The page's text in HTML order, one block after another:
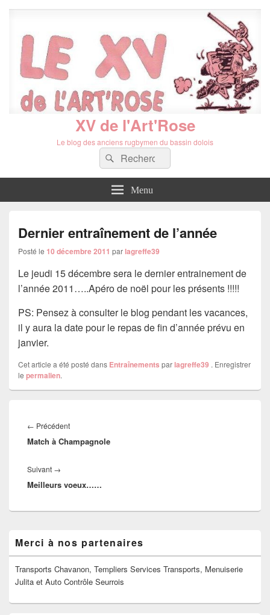
XV de l'Art'Rose
Le blog des anciens rugbymen du bassin dolois
Recherche :
Rechercher
Menu
Dernier entraînement de l’année
Posté le 10 décembre 2011 par lagreffe39
Le jeudi 15 décembre sera le dernier entrainement de
l’année 2011…..Apéro de noël pour les présents !!!!!
PS: Pensez à consulter le blog pendant les vacances,
il y aura la date pour le repas de fin d’année prévu en
janvier.
Cet article a été posté dans Entraînements par lagreffe39 . Enregistrer
le permalien.
de
l’article
← PrécédentArticle
précédent :
Match à Champagnole
Suivant →
suivant :
Meilleurs voeux……
principale
de
widget
pour
barre
Merci à nos partenaires
Transports Chavanon, Templiers Services Transports, Menuiserie
Julita et Auto Contrôle Seurrois